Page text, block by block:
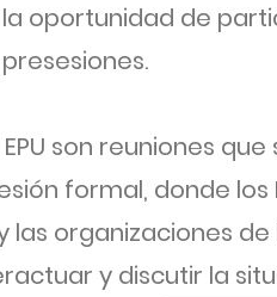
oportunidad de
son reuniones
formal, donde
las organizaciones
y discutir la